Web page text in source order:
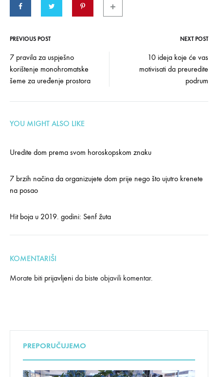
Post
navigation
PREVIOUS POST NEXT POST
7 pravila za uspješno
korištenje monohromatske
šeme za uređenje prostora
10 ideja koje će vas
motivisati da preuredite
podrum
YOU MIGHT ALSO LIKE
Uredite dom prema svom horoskopskom znaku
7 brzih načina da organizujete dom prije nego što ujutro krenete
na posao
Hit boja u 2019. godini: Senf žuta
KOMENTARIŠI
Morate biti prijavljeni da biste objavili komentar.
PREPORUČUJEMO